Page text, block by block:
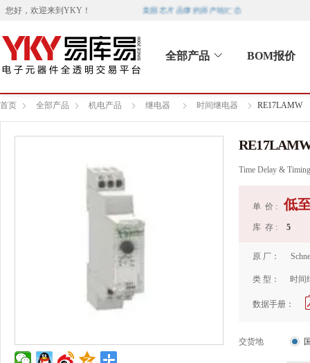
您好，欢迎来到 YKY ！ 美国芯片品牌的原产地汇总
全部产品 BOM报价
首页 全部产品 机电产品 继电器 时间继电器 RE17LAMW
Time Delay &
单 价 : 低
库 存 : 5
原 厂：
类 型： 时间
数据手册：
交货地